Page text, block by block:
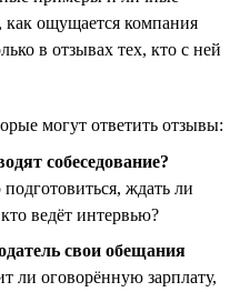
ощущается компания
в отзывах тех, кто с ней
могут ответить отзывы:
собеседование?
ждать ли
ведёт интервью?
свои обещания
ли оговорённую зарплату,